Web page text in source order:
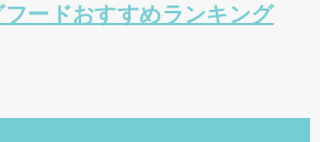
ードおすすめランキング